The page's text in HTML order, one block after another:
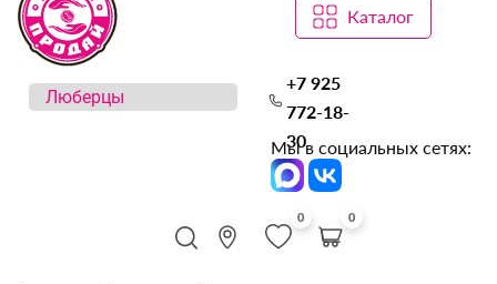
Каталог
+7 925
772-18-
30
Мы в социальных сетях:
0 0